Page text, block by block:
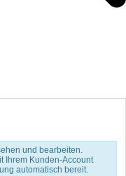
und bearbeiten.
Ihrem Kunden-Account
automatisch bereit.